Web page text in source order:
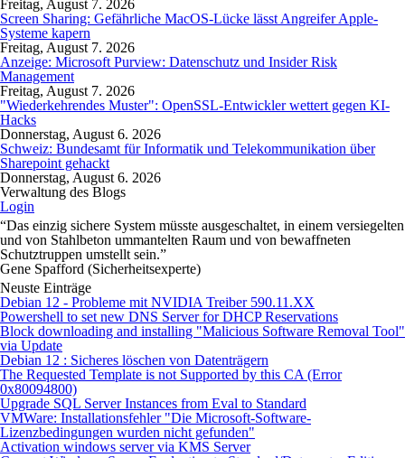
Freitag, August 7. 2026
Screen Sharing: Gefährliche MacOS-Lücke lässt Angreifer Apple-
Systeme kapern
Freitag, August 7. 2026
Anzeige: Microsoft Purview: Datenschutz und Insider Risk
Management
Freitag, August 7. 2026
"Wiederkehrendes Muster": OpenSSL-Entwickler wettert gegen KI-
Hacks
Donnerstag, August 6. 2026
Schweiz: Bundesamt für Informatik und Telekommunikation über
Sharepoint gehackt
Donnerstag, August 6. 2026
Verwaltung des Blogs
Login
“Das einzig sichere System müsste ausgeschaltet, in einem versiegelten
und von Stahlbeton ummantelten Raum und von bewaffneten
Schutztruppen umstellt sein.”
Gene Spafford (Sicherheitsexperte)
Neuste Einträge
Debian 12 - Probleme mit NVIDIA Treiber 590.11.XX
Powershell to set new DNS Server for DHCP Reservations
Block downloading and installing "Malicious Software Removal Tool"
via Update
Debian 12 : Sicheres löschen von Datenträgern
The Requested Template is not Supported by this CA (Error
0x80094800)
Upgrade SQL Server Instances from Eval to Standard
VMWare: Installationsfehler "Die Microsoft-Software-
Lizenzbedingungen wurden nicht gefunden"
Activation windows server via KMS Server